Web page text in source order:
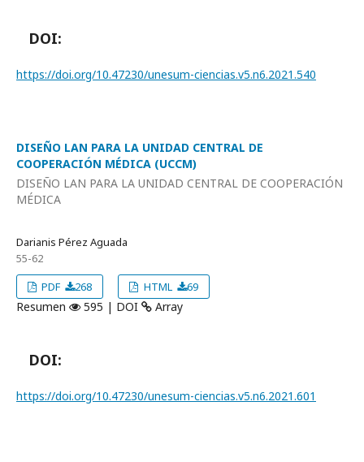
DOI:
https://doi.org/10.47230/unesum-ciencias.v5.n6.2021.540
DISEÑO LAN PARA LA UNIDAD CENTRAL DE
COOPERACIÓN MÉDICA (UCCM)
DISEÑO LAN PARA LA UNIDAD CENTRAL DE COOPERACIÓN
MÉDICA
Darianis Pérez Aguada
55-62
PDF
268 HTML 69
Resumen 595 | DOI Array
DOI:
https://doi.org/10.47230/unesum-ciencias.v5.n6.2021.601